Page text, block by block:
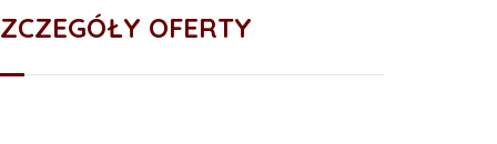
OFERTY